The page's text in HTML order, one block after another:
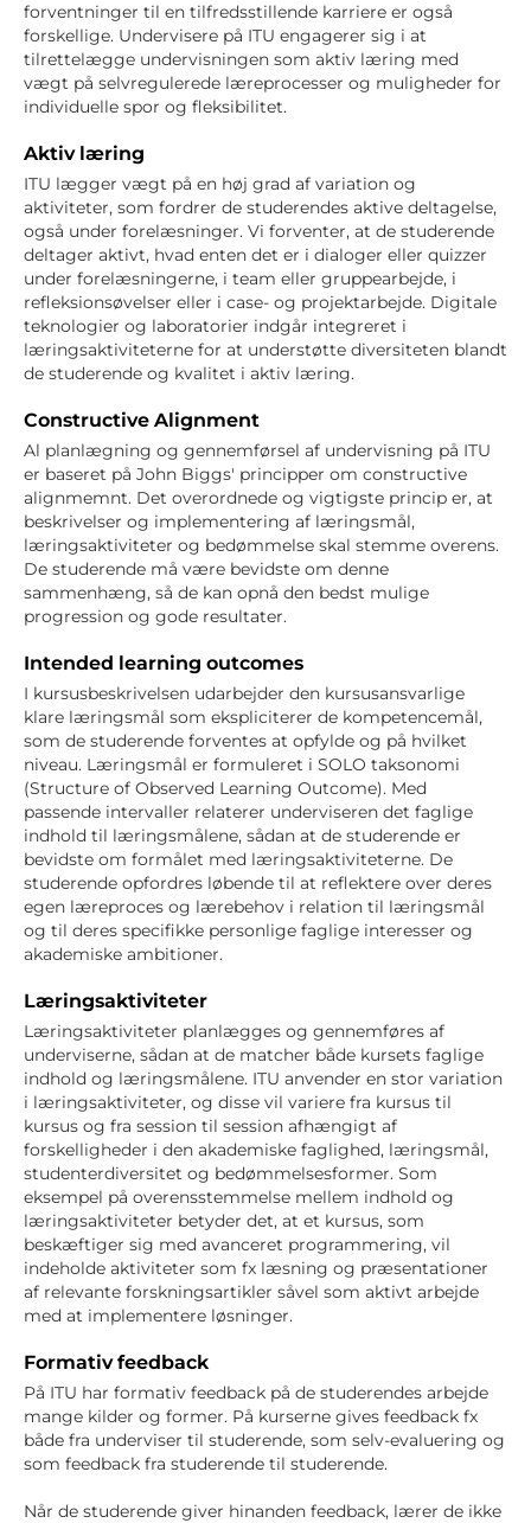
forventninger til en tilfredsstillende karriere er også
forskellige. Undervisere på ITU engagerer sig i at
tilrettelægge undervisningen som aktiv læring med
vægt på selvregulerede læreprocesser og muligheder for
individuelle spor og fleksibilitet.
Aktiv læring
ITU lægger vægt på en høj grad af variation og
aktiviteter, som fordrer de studerendes aktive deltagelse,
også under forelæsninger. Vi forventer, at de studerende
deltager aktivt, hvad enten det er i dialoger eller quizzer
under forelæsningerne, i team eller gruppearbejde, i
refleksionsøvelser eller i case- og projektarbejde. Digitale
teknologier og laboratorier indgår integreret i
læringsaktiviteterne for at understøtte diversiteten blandt
de studerende og kvalitet i aktiv læring.
Constructive Alignment
Al planlægning og gennemførsel af undervisning på ITU
er baseret på John Biggs' principper om constructive
alignmemnt. Det overordnede og vigtigste princip er, at
beskrivelser og implementering af læringsmål,
læringsaktiviteter og bedømmelse skal stemme overens.
De studerende må være bevidste om denne
sammenhæng, så de kan opnå den bedst mulige
progression og gode resultater.
Intended learning outcomes
I kursusbeskrivelsen udarbejder den kursusansvarlige
klare læringsmål som ekspliciterer de kompetencemål,
som de studerende forventes at opfylde og på hvilket
niveau. Læringsmål er formuleret i SOLO taksonomi
(Structure of Observed Learning Outcome). Med
passende intervaller relaterer underviseren det faglige
indhold til læringsmålene, sådan at de studerende er
bevidste om formålet med læringsaktiviteterne. De
studerende opfordres løbende til at reflektere over deres
egen læreproces og lærebehov i relation til læringsmål
og til deres specifikke personlige faglige interesser og
akademiske ambitioner.
Læringsaktiviteter
Læringsaktiviteter planlægges og gennemføres af
underviserne, sådan at de matcher både kursets faglige
indhold og læringsmålene. ITU anvender en stor variation
i læringsaktiviteter, og disse vil variere fra kursus til
kursus og fra session til session afhængigt af
forskelligheder i den akademiske faglighed, læringsmål,
studenterdiversitet og bedømmelsesformer. Som
eksempel på overensstemmelse mellem indhold og
læringsaktiviteter betyder det, at et kursus, som
beskæftiger sig med avanceret programmering, vil
indeholde aktiviteter som fx læsning og præsentationer
af relevante forskningsartikler såvel som aktivt arbejde
med at implementere løsninger.
Formativ feedback
På ITU har formativ feedback på de studerendes arbejde
mange kilder og former. På kurserne gives feedback fx
både fra underviser til studerende, som selv-evaluering og
som feedback fra studerende til studerende.
Når de studerende giver hinanden feedback, lærer de ikke